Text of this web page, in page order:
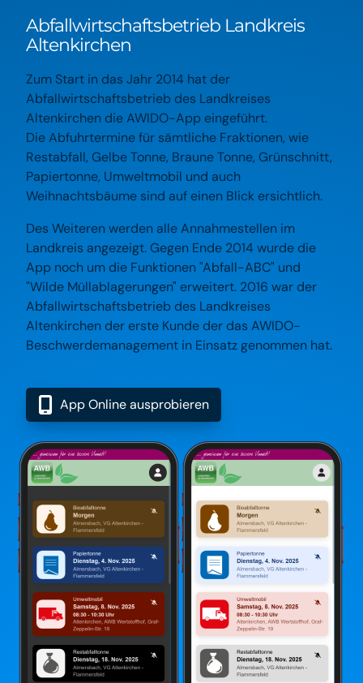
Abfallwirtschaftsbetrieb Landkreis
Altenkirchen
Zum Start in das Jahr 2014 hat der
Abfallwirtschaftsbetrieb des Landkreises
Altenkirchen die AWIDO-App eingeführt.
Die Abfuhrtermine für sämtliche Fraktionen, wie
Restabfall, Gelbe Tonne, Braune Tonne, Grünschnitt,
Papiertonne, Umweltmobil und auch
Weihnachtsbäume sind auf einen Blick ersichtlich.
Des Weiteren werden alle Annahmestellen im
Landkreis angezeigt. Gegen Ende 2014 wurde die
App noch um die Funktionen "Abfall-ABC" und
"Wilde Müllablagerungen" erweitert. 2016 war der
Abfallwirtschaftsbetrieb des Landkreises
Altenkirchen der erste Kunde der das AWIDO-
Beschwerdemanagement in Einsatz genommen hat.
App Online ausprobieren